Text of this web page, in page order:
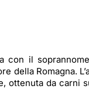
con il
della Romagna.
ottenuta da carni